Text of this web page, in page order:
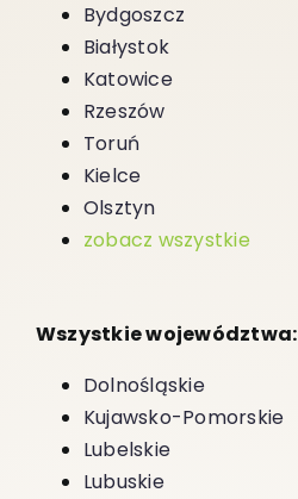
Bydgoszcz
Białystok
Katowice
Rzeszów
Toruń
Kielce
Olsztyn
zobacz wszystkie
Wszystkie województwa:
Dolnośląskie
Kujawsko-Pomorskie
Lubelskie
Lubuskie